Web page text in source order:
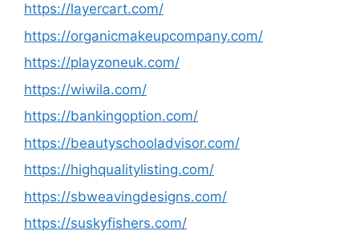
https://layercart.com/
https://organicmakeupcompany.com/
https://playzoneuk.com/
https://wiwila.com/
https://bankingoption.com/
https://beautyschooladvisor.com/
https://highqualitylisting.com/
https://sbweavingdesigns.com/
https://suskyfishers.com/